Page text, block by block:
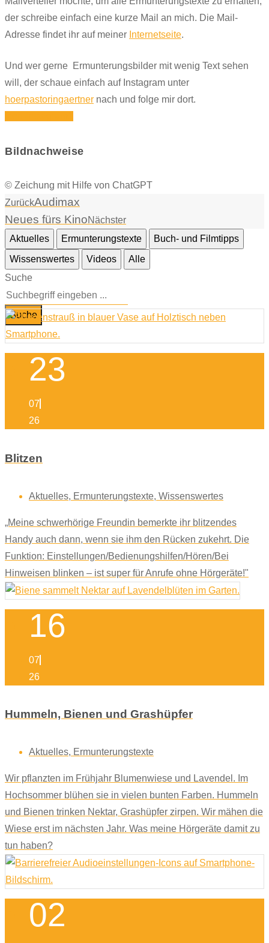
der schreibe einfach eine kurze Mail an mich. Die Mail-
Adresse findet ihr auf meiner Internetseite.
Und wer gerne Ermunterungsbilder mit wenig Text sehen
will, der schaue einfach auf Instagram unter
hoerpastoringaertner nach und folge mir dort.
Bildnachweise
© Zeichung mit Hilfe von ChatGPT
ZurückAudimax
Neues fürs KinoNächster
Aktuelles
Ermunterungstexte
Buch- und Filmtipps
Wissenswertes
Videos
Alle
Suche
Suche
23
07
26
Blitzen
Aktuelles, Ermunterungstexte, Wissenswertes
„Meine schwerhörige Freundin bemerkte ihr blitzendes
Handy auch dann, wenn sie ihm den Rücken zukehrt. Die
Funktion: Einstellungen/Bedienungshilfen/Hören/Bei
Hinweisen blinken – ist super für Anrufe ohne Hörgeräte!"
16
07
26
Hummeln, Bienen und Grashüpfer
Aktuelles, Ermunterungstexte
Wir pflanzten im Frühjahr Blumenwiese und Lavendel. Im
Hochsommer blühen sie in vielen bunten Farben. Hummeln
und Bienen trinken Nektar, Grashüpfer zirpen. Wir mähen die
Wiese erst im nächsten Jahr. Was meine Hörgeräte damit zu
tun haben?
02